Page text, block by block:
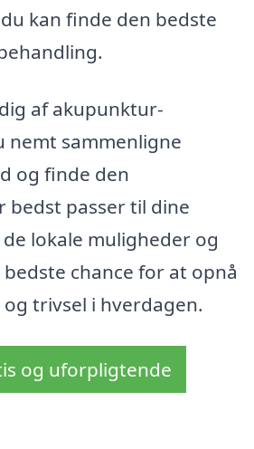
kan finde den bedste
af akupunktur-
nemt sammenligne
og finde den
bedst passer til dine
lokale muligheder og
chance for at opnå
trivsel i hverdagen.
og uforpligtende